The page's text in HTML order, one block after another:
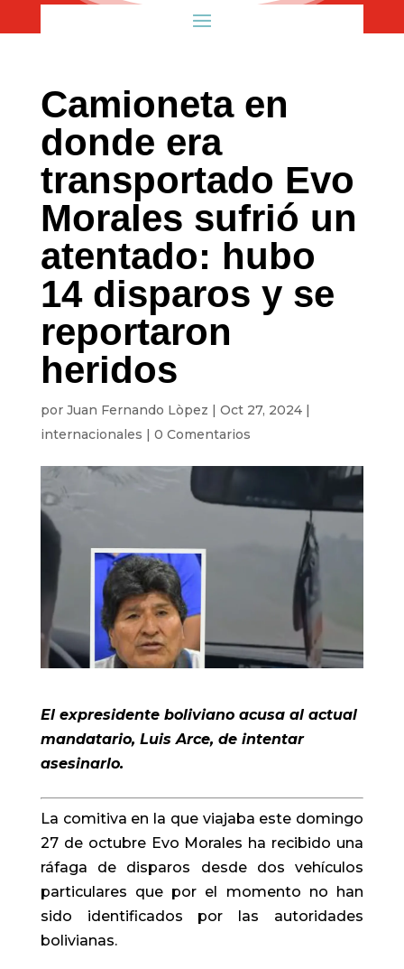
Camioneta en
donde era
transportado Evo
Morales sufrió un
atentado: hubo
14 disparos y se
reportaron
heridos
por Juan Fernando Lòpez | Oct 27, 2024|
internacionales | 0 Comentarios
El expresidente boliviano acusa al actual
mandatario, Luis Arce, de intentar
asesinarlo.
La comitiva en la que viajaba este domingo
27 de octubre Evo Morales ha recibido una
ráfaga de disparos desde dos vehículos
particulares que por el momento no han
sido identificados por las autoridades
bolivianas.